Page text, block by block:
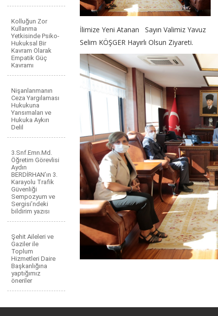
Kolluğun Zor
Kullanma
Yetkisinde Psiko-
Hukuksal Bir
Kavram Olarak
Empatik Güç
Kavramı
Nişanlanmanın
Ceza Yargılaması
Hukukuna
Yansımaları ve
Hukuka Aykırı
Delil
3.Snf.Emn.Md.
Öğretim Görevlisi
Aydın
BERDİRHAN’ın 3.
Karayolu Trafik
Güvenliği
Sempozyum ve
Sergisi’ndeki
bildirim yazısı
Şehit Aileleri ve
Gaziler ile
Toplum
Hizmetleri Daire
Başkanlığına
yaptığımız
öneriler
İlimize Yeni Atanan Sayın Valimiz Yavuz
Selim KÖŞGER Hayırlı Olsun Ziyareti.